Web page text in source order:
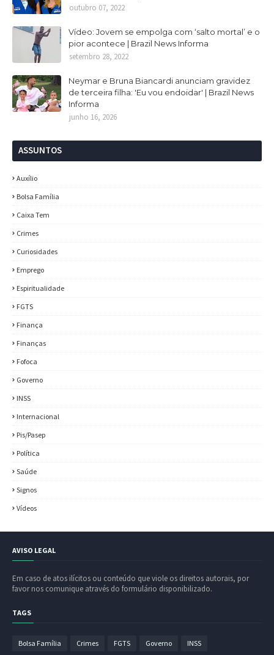
outubro 07, 2022
Vídeo: Jovem se empolga com ‘salto mortal’ e o
pior acontece | Brazil News Informa
setembro 28, 2022
Neymar e Bruna Biancardi anunciam gravidez
de terceira filha: 'Eu vou endoidar' | Brazil News
Informa
junho 16, 2026
ASSUNTOS
Auxílio
Bolsa Família
Caixa Tem
Crimes
Curiosidades
Emprego
Espiritualidade
FGTS
Finança
Finanças
Fofoca
Governo
INSS
Internacional
Pis/Pasep
Política
Saúde
Signos
Vídeos
AVISO LEGAL
Em caso de atos ilícitos ou conteúdo que viole os direitos autorais, por
favor nos comunique através do formulário disponibilizado.
TAGS
Bolsa Família Crimes FGTS Governo INSS